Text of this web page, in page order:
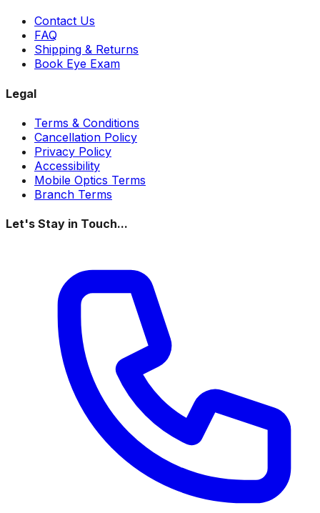
Contact Us
FAQ
Shipping & Returns
Book Eye Exam
Legal
Terms & Conditions
Cancellation Policy
Privacy Policy
Accessibility
Mobile Optics Terms
Branch Terms
Let's Stay in Touch...